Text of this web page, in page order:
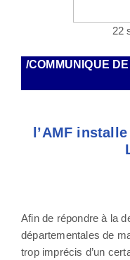
22
/COMMUNIQUE
l’AMF
Afin de répondre à la
départementales de
trop imprécis d’un